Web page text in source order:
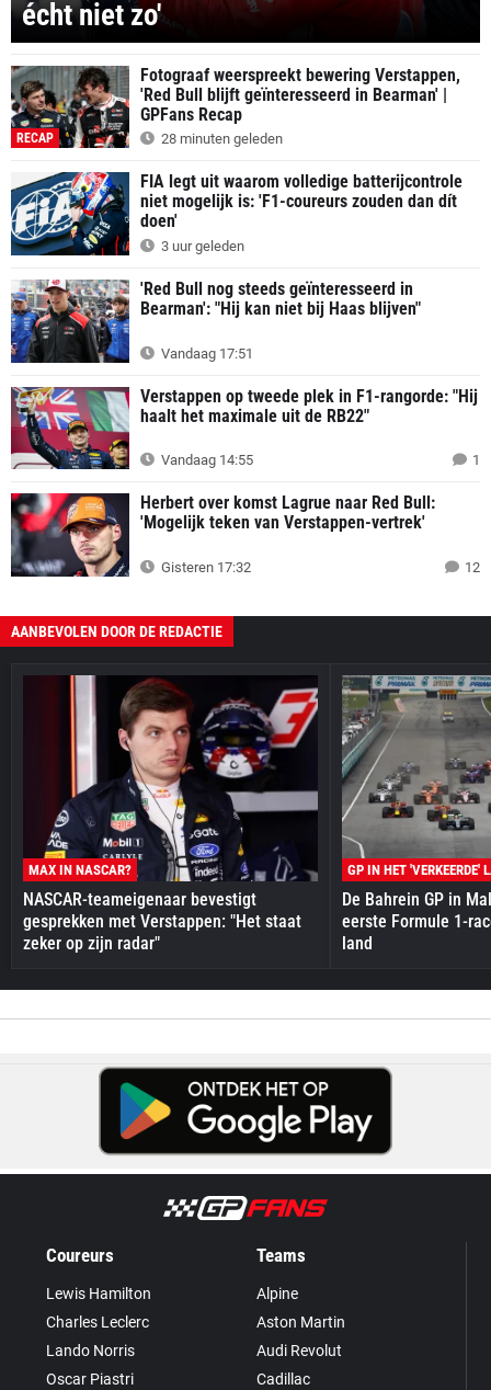
écht niet zo'
RECAP
Fotograaf weerspreekt bewering Verstappen,
'Red Bull blijft geïnteresseerd in Bearman' |
GPFans Recap
28 minuten geleden
FIA legt uit waarom volledige batterijcontrole
niet mogelijk is: 'F1-coureurs zouden dan dít
doen'
3 uur geleden
'Red Bull nog steeds geïnteresseerd in
Bearman': "Hij kan niet bij Haas blijven"
Vandaag 17:51
Verstappen op tweede plek in F1-rangorde: "Hij
haalt het maximale uit de RB22"
Vandaag 14:55 1
Herbert over komst Lagrue naar Red Bull:
'Mogelijk teken van Verstappen-vertrek'
Gisteren 17:32 12
AANBEVOLEN DOOR DE REDACTIE
MAX IN NASCAR?
NASCAR-teameigenaar bevestigt
gesprekken met Verstappen: "Het staat
zeker op zijn radar"
GP IN HET 'VERKEERDE'
De Bahrein GP in
eerste Formule 1-
land
Coureurs
Lewis Hamilton
Charles Leclerc
Lando Norris
Oscar Piastri
Teams
Alpine
Aston Martin
Audi Revolut
Cadillac